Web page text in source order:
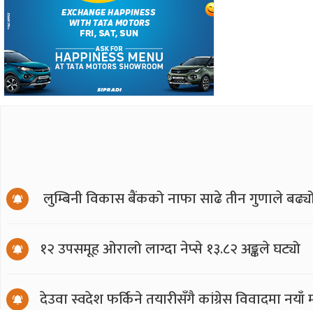
लुम्बिनी विकास बैंकको नाफा साढे तीन गुणाले
१२ उपसमूह ओरालो लाग्दा नेप्से १३.८२ अङ्कले घट्यो
देउवा स्वदेश फर्किने तयारीसँगै कांग्रेस विवादमा